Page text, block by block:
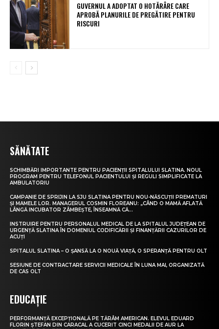
GUVERNUL A ADOPTAT O HOTĂRÂRE CARE
APROBĂ PLANURILE DE PREGĂTIRE PENTRU
RISCURI
SĂNĂTATE
SCHIMBĂRI IMPORTANTE PENTRU PACIENȚII SPITALULUI SLATINA. NOUL
PROGRAM PENTRU TELEFONUL PACIENTULUI ȘI REGULI SIMPLIFICATE LA
AMBULATORIU
CAMPANIE DE SPRIJIN LA SJU SLATINA PENTRU NOU-NĂSCUȚII PREMATURI
ȘI MAMELE LOR. MANAGERUL COSMIN FLOREANU: „CÂND O MAMĂ AFLATĂ
LÂNGĂ INCUBATOR ZÂMBEȘTE, ÎNSEAMNĂ CĂ...
INSTRUIRE PENTRU PERSONALUL MEDICAL DE LA SPITALUL JUDEȚEAN DE
URGENȚĂ SLATINA ÎN DOMENIUL CODIFICĂRII ȘI FINANȚĂRII CAZURILOR DE
ACUȚI
SPITALUL SLATINA – O ȘANSĂ LA O NOUĂ VIAȚĂ, O SPERANȚĂ PENTRU OLT
SESIUNE DE CONTRACTARE SERVICII MEDICALE ÎN LUNA MAI, ORGANIZATĂ
DE CAS OLT
EDUCAȚIE
PERFORMANȚĂ EXCEPȚIONALĂ PE TĂRÂM AMERICAN. ELEVUL EDUARD
FLORIN ȘTEFAN DIN CARACAL A CUCERIT CINCI MEDALII DE AUR LA